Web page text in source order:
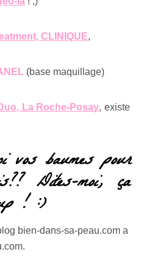
CLINIQUE,
(base maquillage)
La Roche-Posay, existe
vos baumes pour
Dites-moi, ça
! :)
bien-dans-sa-peau.com a